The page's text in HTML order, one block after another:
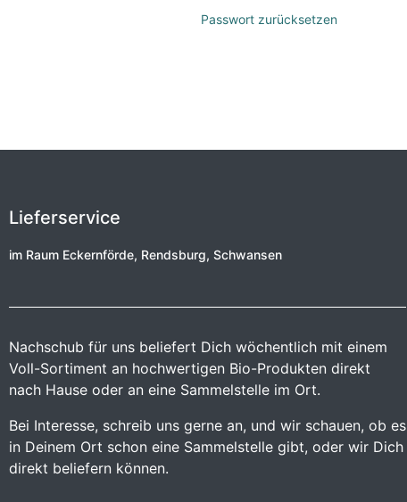
Passwort zurücksetzen
Lieferservice
im Raum Eckernförde, Rendsburg, Schwansen
Nachschub für uns beliefert Dich wöchentlich mit einem
Voll-Sortiment an hochwertigen Bio-Produkten direkt
nach Hause oder an eine Sammelstelle im Ort.
Bei Interesse, schreib uns gerne an, und wir schauen, ob es
in Deinem Ort schon eine Sammelstelle gibt, oder wir Dich
direkt beliefern können.